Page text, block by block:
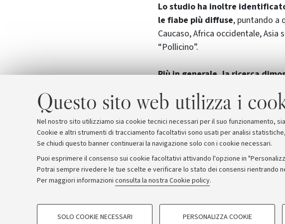
Questo sito web utilizza i
Nel nostro sito utilizziamo sia cookie tecnici necessari per il suo funzionamento,
Cookie e altri strumenti di tracciamento facoltativi sono usati per analisi
Se chiudi questo banner continuerai la navigazione solo con i cookie necessari.
Puoi esprimere il consenso sui cookie facoltativi attivando l'opzione in
Potrai sempre rivedere le tue scelte e verificare lo stato dei consensi rientrando
Per maggiori informazioni consulta la nostra Cookie policy.
COOKIE DI PROFILAZIONE - FACOLTATIVI
SOLO COOKIE NECESSARI PERSONALIZZA COOKIE
Lo studio ha inoltre
le fiabe più diffuse, puntando a
Caucaso, Africa occidentale,
“Pollicino”.
Più in generale, la ricerca
culturali – possano offrire risultati
Archivio Comunicati stampa Redazione Rassegna stampa
© Copyright 2026 - ALMA MATER STUDIORUM -